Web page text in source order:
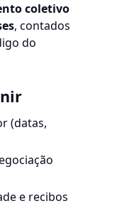
coletivo
, contados
do
(datas,
e recibos